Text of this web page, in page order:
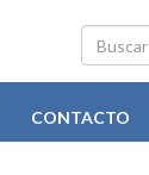
Buscar
CONTACTO